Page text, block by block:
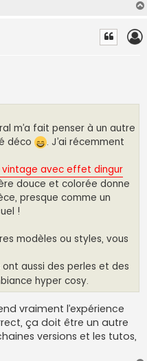
m’a fait penser à un autre
déco
. J’ai récemment
avec effet dingur
douce et colorée donne
presque comme un
!
modèles ou styles, vous
ont aussi des perles et des
hyper cosy.
vraiment l’expérience
ça doit être un autre
versions et les tutos,